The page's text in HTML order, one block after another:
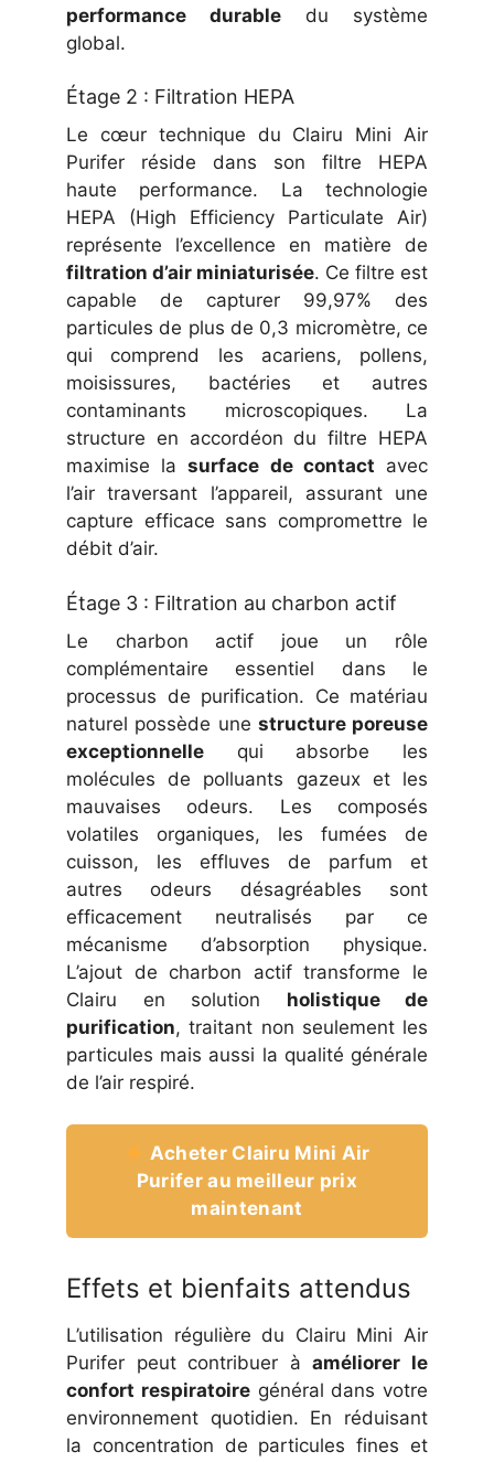
performance durable du système
global.
Étage 2 : Filtration HEPA
Le cœur technique du Clairu Mini Air
Purifer réside dans son filtre HEPA
haute performance. La technologie
HEPA (High Efficiency Particulate Air)
représente l’excellence en matière de
filtration d’air miniaturisée. Ce filtre est
capable de capturer 99,97% des
particules de plus de 0,3 micromètre, ce
qui comprend les acariens, pollens,
moisissures, bactéries et autres
contaminants microscopiques. La
structure en accordéon du filtre HEPA
maximise lasurface de contact avec
l’air traversant l’appareil, assurant une
capture efficace sans compromettre le
débit d’air.
Étage 3 : Filtration au charbon actif
Le charbon actif joue un rôle
complémentaire essentiel dans le
processus de purification. Ce matériau
naturel possède une structure poreuse
exceptionnelle qui absorbe les
molécules de polluants gazeux et les
mauvaises odeurs. Les composés
volatiles organiques, les fumées de
cuisson, les effluves de parfum et
autres odeurs désagréables sont
efficacement neutralisés par ce
mécanisme d’absorption physique.
L’ajout de charbon actif transforme le
Clairu en solution holistique de
purification, traitant non seulement les
particules mais aussi la qualité générale
de l’air respiré.
Acheter Clairu Mini Air
Purifer au meilleur prix
maintenant
Effets et bienfaits attendus
L’utilisation régulière du Clairu Mini Air
Purifer peut contribuer àaméliorer le
confort respiratoiregénéral dans votre
environnement quotidien. En réduisant
la concentration de particules fines et